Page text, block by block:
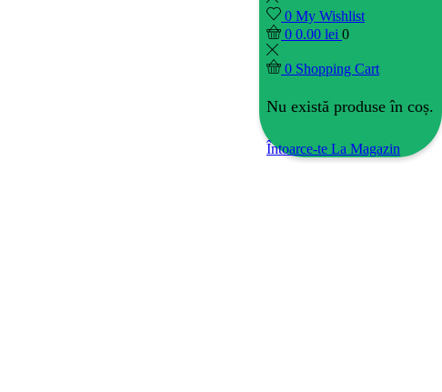
0 My Wishlist
0 0.00 lei 0
0 Shopping Cart
Nu există produse în coș.
Întoarce-te La Magazin